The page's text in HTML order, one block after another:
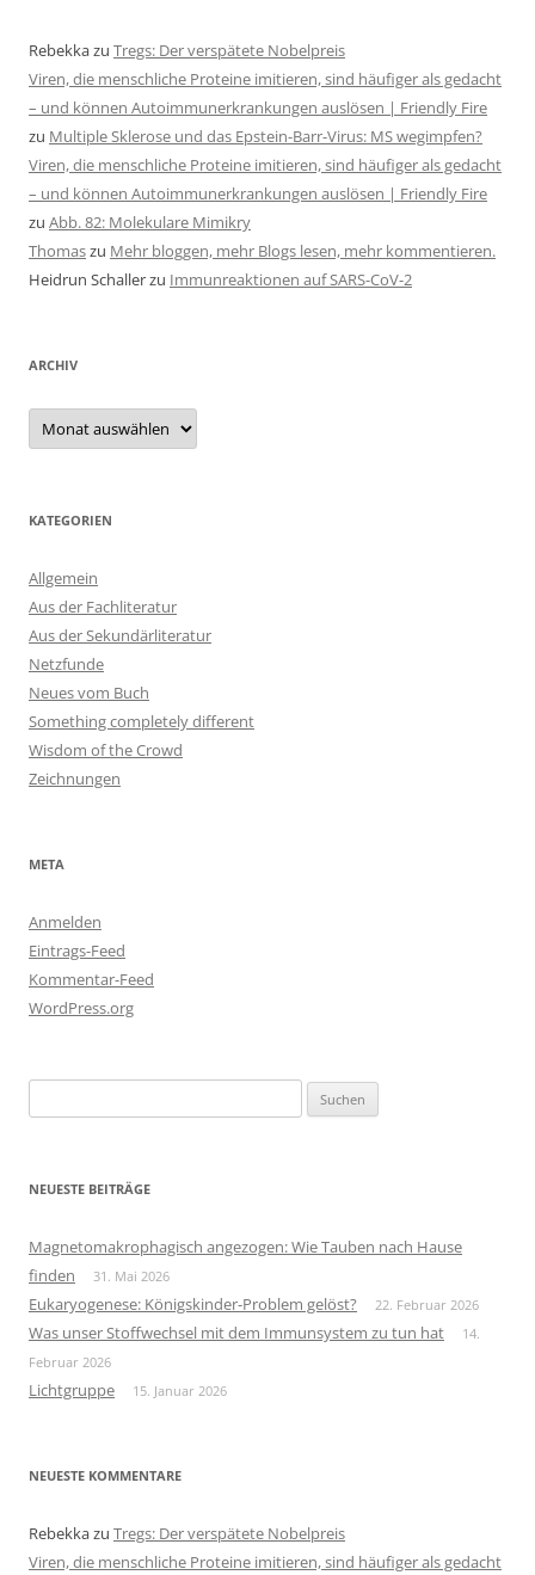
Rebekkazu Tregs: Der verspätete Nobelpreis
Viren, die menschliche Proteine imitieren, sind häufiger als gedacht
– und können Autoimmunerkrankungen auslösen | Friendly Fire
zu Multiple Sklerose und das Epstein-Barr-Virus: MS wegimpfen?
Viren, die menschliche Proteine imitieren, sind häufiger als gedacht
– und können Autoimmunerkrankungen auslösen | Friendly Fire
zu Abb. 82: Molekulare Mimikry
Thomaszu Mehr bloggen, mehr Blogs lesen, mehr kommentieren.
Heidrun Schallerzu Immunreaktionen auf SARS-CoV-2
ARCHIV
Archiv
KATEGORIEN
Allgemein
Aus der Fachliteratur
Aus der Sekundärliteratur
Netzfunde
Neues vom Buch
Something completely different
Wisdom of the Crowd
Zeichnungen
META
Anmelden
Eintrags-Feed
Kommentar-Feed
WordPress.org
nach:
NEUESTE BEITRÄGE
Magnetomakrophagisch angezogen: Wie Tauben nach Hause
finden
31. Mai 2026
Eukaryogenese: Königskinder-Problem gelöst? 22. Februar 2026
Was unser Stoffwechsel mit dem Immunsystem zu tun hat
14.
Februar 2026
Lichtgruppe 15. Januar 2026
NEUESTE KOMMENTARE
Rebekkazu Tregs: Der verspätete Nobelpreis
Viren, die menschliche Proteine imitieren, sind häufiger als gedacht